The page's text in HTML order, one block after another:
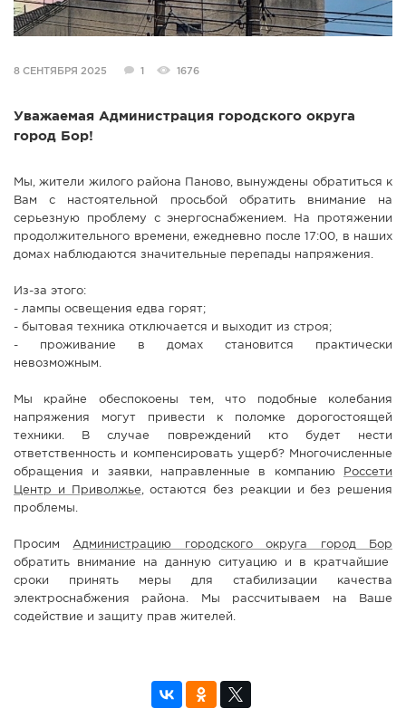
8 СЕНТЯБРЯ 2025 1 1676
Уважаемая Администрация городского округа
город Бор!
Мы, жители жилого района Паново, вынуждены обратиться к
Вам с настоятельной просьбой обратить внимание на
серьезную проблему с энергоснабжением. На протяжении
продолжительного времени, ежедневно после 17:00, в наших
домах наблюдаются значительные перепады напряжения.
Из-за этого:
- лампы освещения едва горят;
- бытовая техника отключается и выходит из строя;
- проживание в домах становится практически
невозможным.
Мы крайне обеспокоены тем, что подобные колебания
напряжения могут привести к поломке дорогостоящей
техники. В случае повреждений кто будет нести
ответственность и компенсировать ущерб? Многочисленные
обращения и заявки, направленные в компанию
Россети
Центр и Приволжье , остаются без реакции и без решения
проблемы.
Просим Администрацию городского округа город Бор
обратить внимание на данную ситуацию и в кратчайшие
сроки принять меры для стабилизации качества
электроснабжения района. Мы рассчитываем на Ваше
содействие и защиту прав жителей.